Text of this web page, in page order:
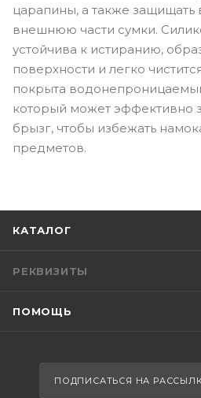
царапины, а также
внешнюю части сумки.
устойчива к истиранию,
поверхности и легко
покрыта
который может эффективно
брызг, чтобы избежать
предметов.
КАТАЛОГ
РЕКВИЗИТЫ
ПОМОЩЬ
ПОДПИСАТЬСЯ НА